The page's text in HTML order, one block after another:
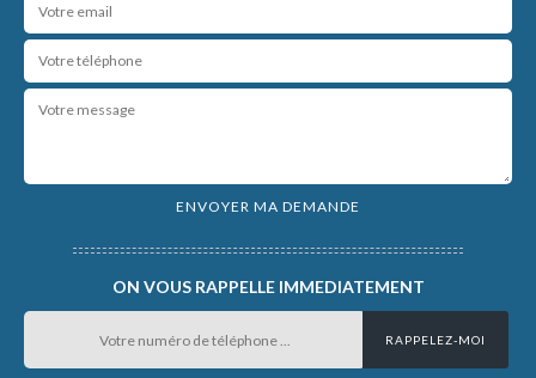
ON VOUS RAPPELLE IMMEDIATEMENT